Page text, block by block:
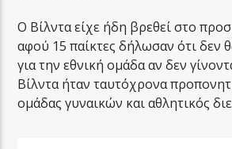
O Βίλντα είχε ήδη βρεθεί στο
αφού 15 παίκτες δήλωσαν ότι δεν
για την εθνική ομάδα αν δεν
Βίλντα ήταν ταυτόχρονα
ομάδας γυναικών και αθλητικός